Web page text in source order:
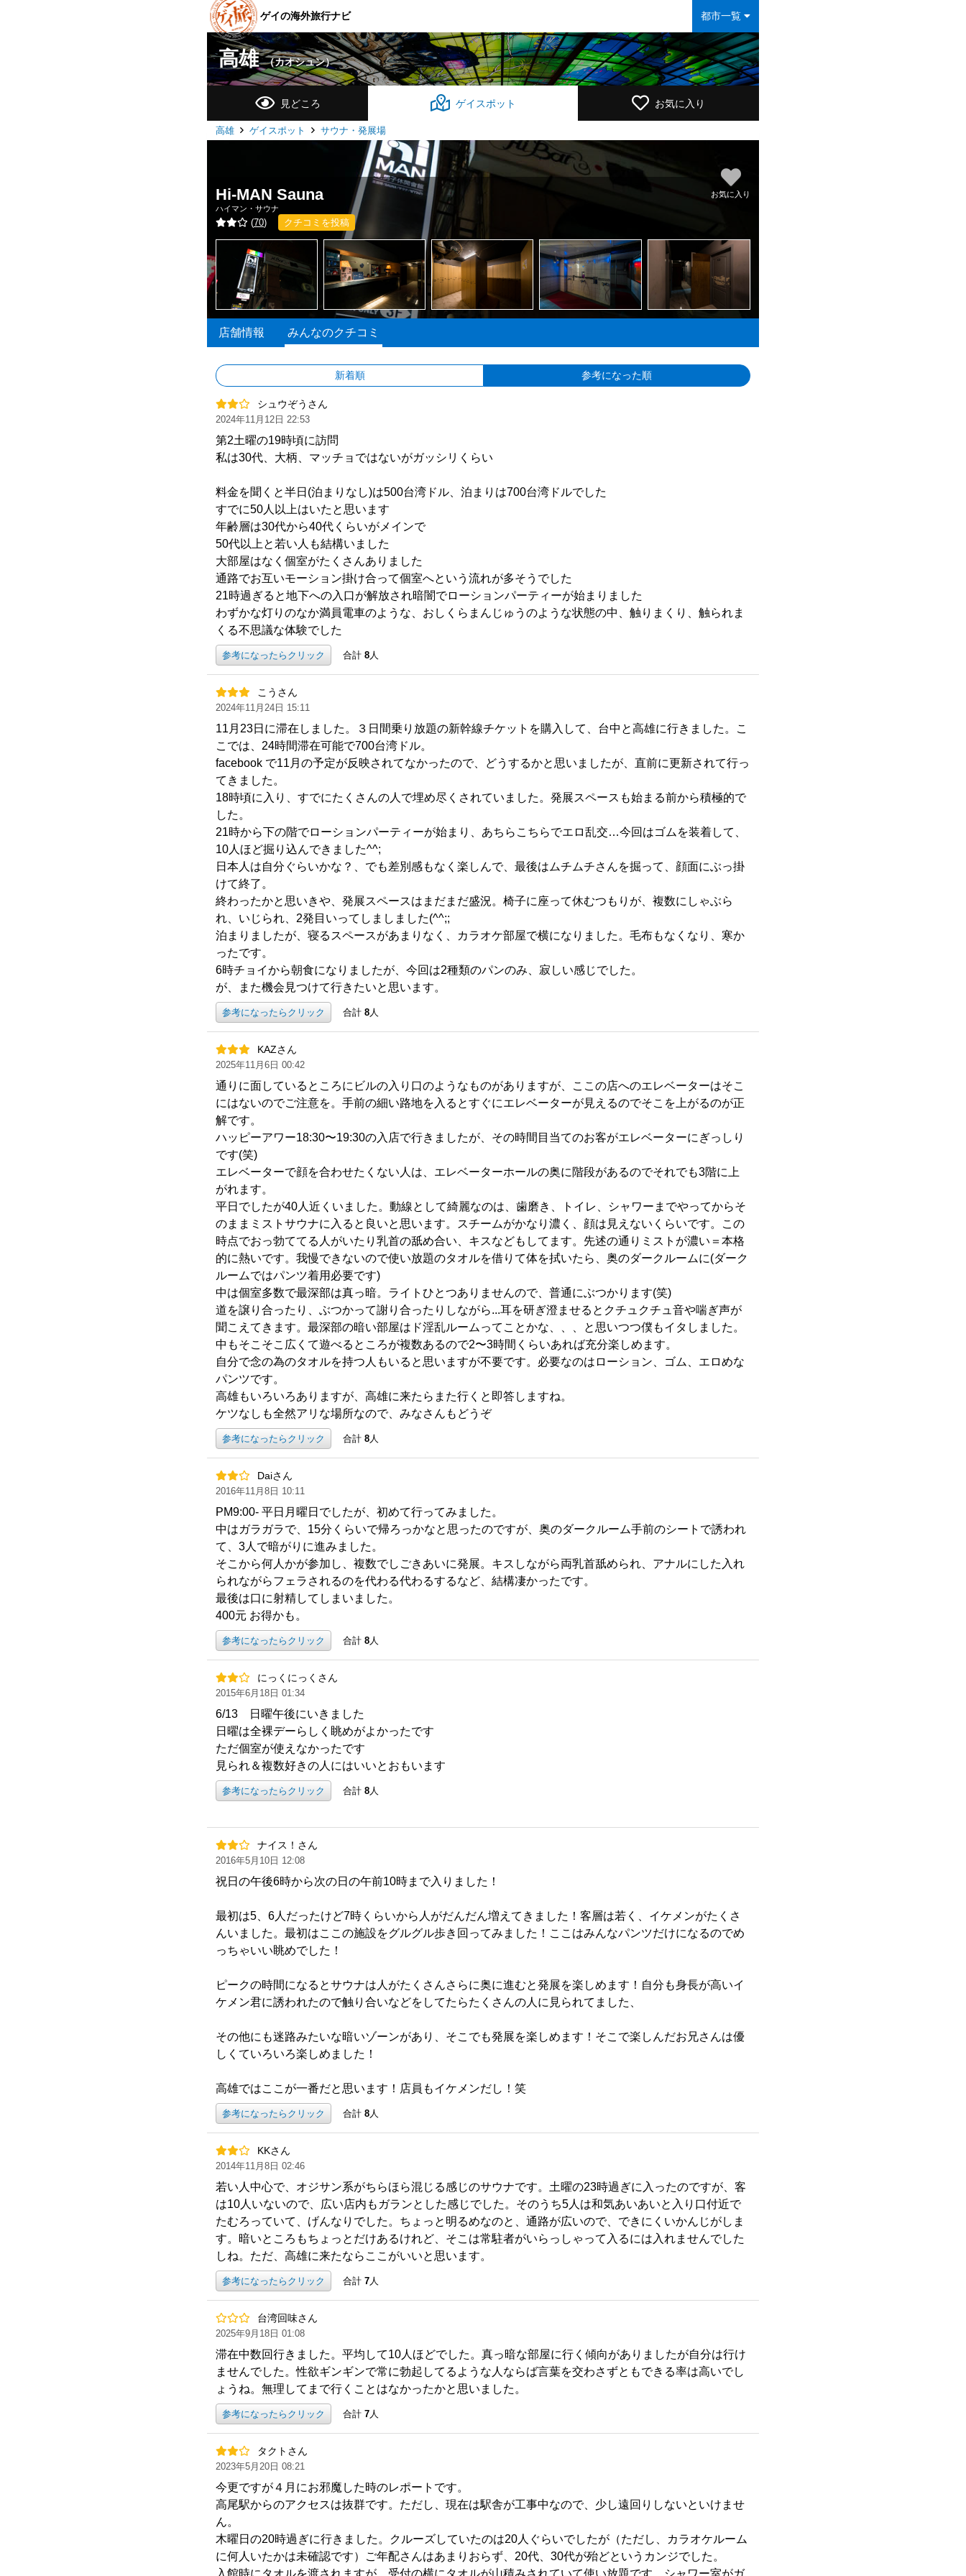
都市一覧
ゲイの海外旅行ナビ
高雄（カオシュン）
見どころ ゲイスポット お気に入り
高雄 ゲイスポット サウナ・発展場
Hi-MAN Sauna
ハイマン・サウナ
(70) クチコミを投稿
お気に入り
店舗情報 みんなのクチコミ
新着順 参考になった順
シュウぞうさん
2024年11月12日 22:53
第2土曜の19時頃に訪問
私は30代、大柄、マッチョではないがガッシリくらい
料金を聞くと半日(泊まりなし)は500台湾ドル、泊まりは700台湾ドルでした
すでに50人以上はいたと思います
年齢層は30代から40代くらいがメインで
50代以上と若い人も結構いました
大部屋はなく個室がたくさんありました
通路でお互いモーション掛け合って個室へという流れが多そうでした
21時過ぎると地下への入口が解放され暗闇でローションパーティーが始まりました
わずかな灯りのなか満員電車のような、おしくらまんじゅうのような状態の中、触りまくり、触られま
くる不思議な体験でした
参考になったらクリック 合計 8人
こうさん
2024年11月24日 15:11
11月23日に滞在しました。３日間乗り放題の新幹線チケットを購入して、台中と高雄に行きました。こ
こでは、24時間滞在可能で700台湾ドル。
facebook で11月の予定が反映されてなかったので、どうするかと思いましたが、直前に更新されて行っ
てきました。
18時頃に入り、すでにたくさんの人で埋め尽くされていました。発展スペースも始まる前から積極的で
した。
21時から下の階でローションパーティーが始まり、あちらこちらでエロ乱交…今回はゴムを装着して、
10人ほど掘り込んできました^^;
日本人は自分ぐらいかな？、でも差別感もなく楽しんで、最後はムチムチさんを掘って、顔面にぶっ掛
けて終了。
終わったかと思いきや、発展スペースはまだまだ盛況。椅子に座って休むつもりが、複数にしゃぶら
れ、いじられ、2発目いってしましました(^^;;
泊まりましたが、寝るスペースがあまりなく、カラオケ部屋で横になりました。毛布もなくなり、寒か
ったです。
6時チョイから朝食になりましたが、今回は2種類のパンのみ、寂しい感じでした。
が、また機会見つけて行きたいと思います。
参考になったらクリック 合計 8人
KAZさん
2025年11月6日 00:42
通りに面しているところにビルの入り口のようなものがありますが、ここの店へのエレベーターはそこ
にはないのでご注意を。手前の細い路地を入るとすぐにエレベーターが見えるのでそこを上がるのが正
解です。
ハッピーアワー18:30〜19:30の入店で行きましたが、その時間目当てのお客がエレベーターにぎっしり
です(笑)
エレベーターで顔を合わせたくない人は、エレベーターホールの奥に階段があるのでそれでも3階に上
がれます。
平日でしたが40人近くいました。動線として綺麗なのは、歯磨き、トイレ、シャワーまでやってからそ
のままミストサウナに入ると良いと思います。スチームがかなり濃く、顔は見えないくらいです。この
時点でおっ勃ててる人がいたり乳首の舐め合い、キスなどもしてます。先述の通りミストが濃い＝本格
的に熱いです。我慢できないので使い放題のタオルを借りて体を拭いたら、奥のダークルームに(ダーク
ルームではパンツ着用必要です)
中は個室多数で最深部は真っ暗。ライトひとつありませんので、普通にぶつかります(笑)
道を譲り合ったり、ぶつかって謝り合ったりしながら...耳を研ぎ澄ませるとクチュクチュ音や喘ぎ声が
聞こえてきます。最深部の暗い部屋はド淫乱ルームってことかな、、、と思いつつ僕もイタしました。
中もそこそこ広くて遊べるところが複数あるので2〜3時間くらいあれば充分楽しめます。
自分で念の為のタオルを持つ人もいると思いますが不要です。必要なのはローション、ゴム、エロめな
パンツです。
高雄もいろいろありますが、高雄に来たらまた行くと即答しますね。
ケツなしも全然アリな場所なので、みなさんもどうぞ
参考になったらクリック 合計 8人
Daiさん
2016年11月8日 10:11
PM9:00- 平日月曜日でしたが、初めて行ってみました。
中はガラガラで、15分くらいで帰ろっかなと思ったのですが、奥のダークルーム手前のシートで誘われ
て、3人で暗がりに進みました。
そこから何人かが参加し、複数でしごきあいに発展。キスしながら両乳首舐められ、アナルにした入れ
られながらフェラされるのを代わる代わるするなど、結構凄かったです。
最後は口に射精してしまいました。
400元 お得かも。
参考になったらクリック 合計 8人
にっくにっくさん
2015年6月18日 01:34
6/13 日曜午後にいきました
日曜は全裸デーらしく眺めがよかったです
ただ個室が使えなかったです
見られ＆複数好きの人にはいいとおもいます
参考になったらクリック 合計 8人
ナイス！さん
2016年5月10日 12:08
祝日の午後6時から次の日の午前10時まで入りました！
最初は5、6人だったけど7時くらいから人がだんだん増えてきました！客層は若く、イケメンがたくさ
んいました。最初はここの施設をグルグル歩き回ってみました！ここはみんなパンツだけになるのでめ
っちゃいい眺めでした！
ピークの時間になるとサウナは人がたくさんさらに奥に進むと発展を楽しめます！自分も身長が高いイ
ケメン君に誘われたので触り合いなどをしてたらたくさんの人に見られてました、
その他にも迷路みたいな暗いゾーンがあり、そこでも発展を楽しめます！そこで楽しんだお兄さんは優
しくていろいろ楽しめました！
高雄ではここが一番だと思います！店員もイケメンだし！笑
参考になったらクリック 合計 8人
KKさん
2014年11月8日 02:46
若い人中心で、オジサン系がちらほら混じる感じのサウナです。土曜の23時過ぎに入ったのですが、客
は10人いないので、広い店内もガランとした感じでした。そのうち5人は和気あいあいと入り口付近で
たむろっていて、げんなりでした。ちょっと明るめなのと、通路が広いので、できにくいかんじがしま
す。暗いところもちょっとだけあるけれど、そこは常駐者がいらっしゃって入るには入れませんでした
しね。ただ、高雄に来たならここがいいと思います。
参考になったらクリック 合計 7人
台湾回味さん
2025年9月18日 01:08
滞在中数回行きました。平均して10人ほどでした。真っ暗な部屋に行く傾向がありましたが自分は行け
ませんでした。性欲ギンギンで常に勃起してるような人ならば言葉を交わさずともできる率は高いでし
ょうね。無理してまで行くことはなかったかと思いました。
参考になったらクリック 合計 7人
タクトさん
2023年5月20日 08:21
今更ですが４月にお邪魔した時のレポートです。
高尾駅からのアクセスは抜群です。ただし、現在は駅舎が工事中なので、少し遠回りしないといけませ
ん。
木曜日の20時過ぎに行きました。クルーズしていたのは20人ぐらいでしたが（ただし、カラオケルーム
に何人いたかは未確認です）ご年配さんはあまりおらず、20代、30代が殆どというカンジでした。
入館時にタオルを渡されますが、受付の横にタオルが山積みされていて使い放題です。シャワー室がガ